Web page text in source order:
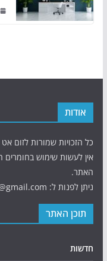
אודות
כל הזכויות שמורות לזום
אין לעשות שימוש
האתר.
ניתן לפנות ל: Avihai.ZoomAt@gmail.com
תוכן האתר
חדשות